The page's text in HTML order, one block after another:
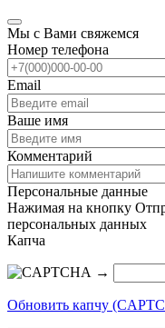
Мы с Вами свяжемся
Номер телефона
Email
Ваше имя
Комментарий
Персональные данные
Нажимая на кнопку
персональных данных
Капча
→
Обновить капчу